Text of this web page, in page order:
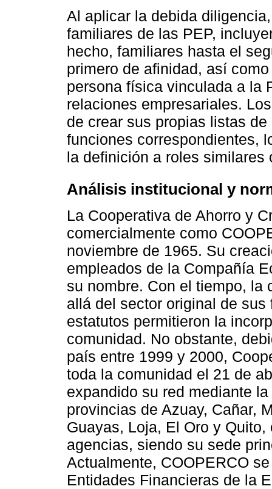
Al aplicar la debida
familiares de las PEP,
hecho, familiares hasta el
primero de afinidad, así
persona física vinculada a la
relaciones empresariales.
de crear sus propias listas
funciones correspondientes,
la definición a roles similares
Análisis institucional y
La Cooperativa de Ahorro y
comercialmente como
noviembre de 1965. Su
empleados de la Compañía
su nombre. Con el tiempo, la
allá del sector original de
estatutos permitieron la
comunidad. No obstante,
país entre 1999 y 2000,
toda la comunidad el 21 de
expandido su red mediante
provincias de Azuay, Cañar,
Guayas, Loja, El Oro y
agencias, siendo su sede
Actualmente, COOPERCO
Entidades Financieras de la